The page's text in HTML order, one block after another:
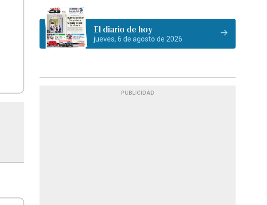
El diario de hoy
jueves, 6 de agosto de 2026
PUBLICIDAD